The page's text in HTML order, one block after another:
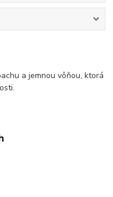
a jemnou vôňou, ktorá